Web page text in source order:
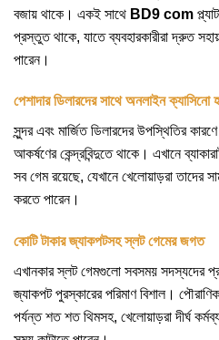
বজায় থাকে। একই সাথে BD9 com
প্রস্তুত থাকে, যাতে ব্যবহারকারীরা দ্রুত
পারেন।
পেশাদার ডিলারদের সাথে অনলাইন ক্যাসিনো
সুন্দর এবং মার্জিত ডিলারদের উপস্থিতির
আকর্ষণের কেন্দ্রবিন্দুতে থাকে। এখানে
সব গেম রয়েছে, যেখানে খেলোয়াড়রা তাদের
করতে পারেন।
কোটি টাকার জ্যাকপটসহ স্লট গেমের জগত
এখানকার স্লট গেমগুলো সবসময় সদস্যদের
জ্যাকপট পুরস্কারের পরিমাণ বিশাল।
পর্যন্ত শত শত থিমসহ, খেলোয়াড়রা দীর্ঘ